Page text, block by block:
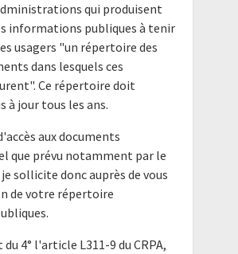
qui produisent
informations publiques à tenir
usagers "un répertoire des
dans lesquels ces
Ce répertoire doit
à jour tous les ans.
aux documents
que prévu notamment par le
je sollicite donc auprès de vous
de votre répertoire
4° l'article L311-9 du CRPA,